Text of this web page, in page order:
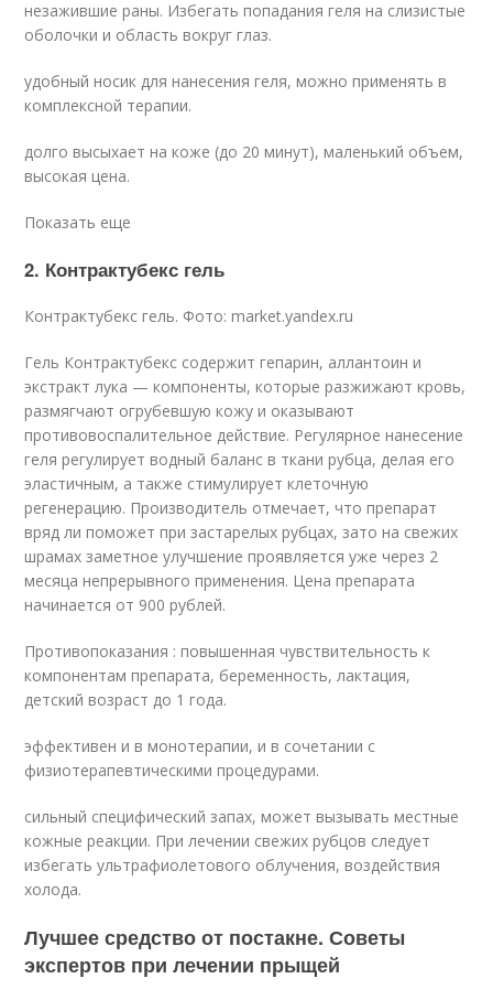
незажившие раны. Избегать попадания геля на слизистые
оболочки и область вокруг глаз.
удобный носик для нанесения геля, можно применять в
комплексной терапии.
долго высыхает на коже (до 20 минут), маленький объем,
высокая цена.
Показать еще
2. Контрактубекс гель
Контрактубекс гель. Фото: market.yandex.ru
Гель Контрактубекс содержит гепарин, аллантоин и
экстракт лука — компоненты, которые разжижают кровь,
размягчают огрубевшую кожу и оказывают
противовоспалительное действие. Регулярное нанесение
геля регулирует водный баланс в ткани рубца, делая его
эластичным, а также стимулирует клеточную
регенерацию. Производитель отмечает, что препарат
вряд ли поможет при застарелых рубцах, зато на свежих
шрамах заметное улучшение проявляется уже через 2
месяца непрерывного применения. Цена препарата
начинается от 900 рублей.
Противопоказания : повышенная чувствительность к
компонентам препарата, беременность, лактация,
детский возраст до 1 года.
эффективен и в монотерапии, и в сочетании с
физиотерапевтическими процедурами.
сильный специфический запах, может вызывать местные
кожные реакции. При лечении свежих рубцов следует
избегать ультрафиолетового облучения, воздействия
холода.
Лучшее средство от постакне. Советы
экспертов при лечении прыщей